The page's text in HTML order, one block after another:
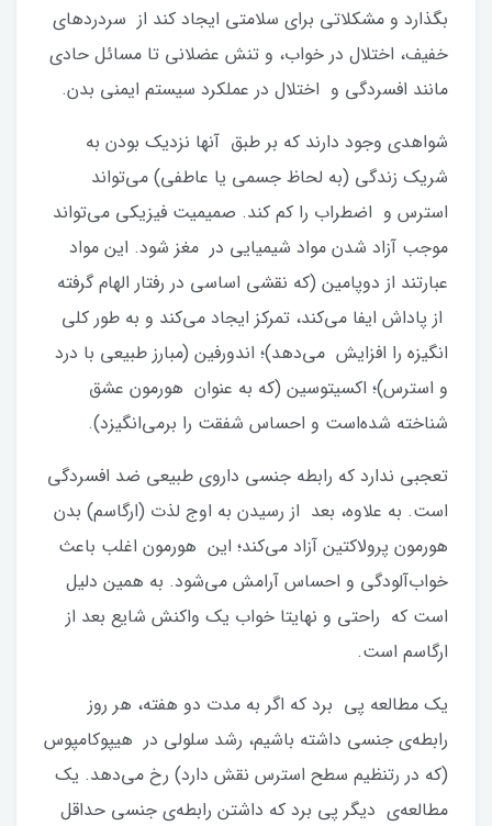
بگذارد و مشکلاتی برای سلامتی ایجاد کند از سردردهای
خفیف، اختلال در خواب، و تنش عضلانی تا مسائل حادی
مانند افسردگی و اختلال در عملکرد سیستم ایمنی بدن.
شواهدی وجود دارند که بر طبق آنها نزدیک بودن به
شریک زندگی (به لحاظ جسمی یا عاطفی) می‌تواند
استرس و اضطراب را کم کند. صمیمیت فیزیکی می‌تواند
موجب آزاد شدن مواد شیمیایی در مغز شود. این مواد
عبارتند از دوپامین (که نقشی اساسی در رفتار الهام گرفته
از پاداش ایفا می‌کند، تمرکز ایجاد می‌کند و به طور کلی
انگیزه را افزایش می‌دهد)؛ اندورفین (مبارز طبیعی با درد
و استرس)؛ اکسیتوسین (که به عنوان هورمون عشق
شناخته شده‌است و احساس شفقت را برمی‌انگیزد).
تعجبی ندارد که رابطه جنسی داروی طبیعی ضد افسردگی
است. به علاوه، بعد از رسیدن به اوج لذت (ارگاسم) بدن
هورمون پرولاکتین آزاد می‌کند؛ این هورمون اغلب باعث
خواب‌آلودگی و احساس آرامش می‌شود. به همین دلیل
است که راحتی و نهایتا خواب یک واکنش شایع بعد از
ارگاسم است.
یک مطالعه پی برد که اگر به مدت دو هفته، هر روز
رابطه‌ی جنسی داشته باشیم، رشد سلولی در هیپوکامپوس
(که در رتنظیم سطح استرس نقش دارد) رخ می‌دهد. یک
مطالعه‌ی دیگر پی برد که داشتن رابطه‌ی جنسی حداقل